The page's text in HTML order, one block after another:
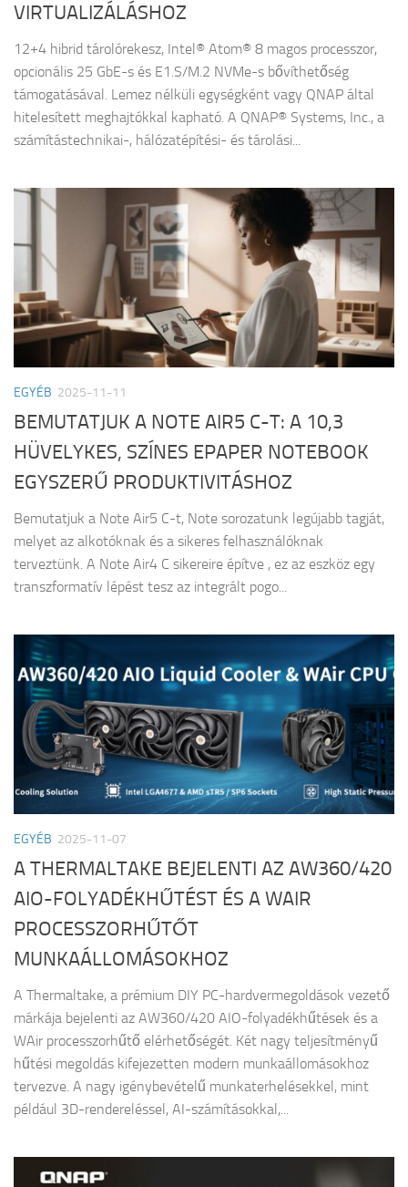
VIRTUALIZÁLÁSHOZ
12+4 hibrid tárolórekesz, Intel® Atom® 8 magos processzor,
opcionális 25 GbE-s és E1.S/M.2 NVMe-s bővíthetőség
támogatásával. Lemez nélküli egységként vagy QNAP által
hitelesített meghajtókkal kapható. A QNAP® Systems, Inc., a
számítástechnikai-, hálózatépítési- és tárolási...
EGYÉB 2025-11-11
BEMUTATJUK A NOTE AIR5 C-T: A 10,3
HÜVELYKES, SZÍNES EPAPER NOTEBOOK
EGYSZERŰ PRODUKTIVITÁSHOZ
Bemutatjuk a Note Air5 C-t, Note sorozatunk legújabb tagját,
melyet az alkotóknak és a sikeres felhasználóknak
terveztünk. A Note Air4 C sikereire építve , ez az eszköz egy
transzformatív lépést tesz az integrált pogo...
EGYÉB 2025-11-07
A THERMALTAKE BEJELENTI AZ AW360/420
AIO-FOLYADÉKHŰTÉST ÉS A WAIR
PROCESSZORHŰTŐT
MUNKAÁLLOMÁSOKHOZ
A Thermaltake, a prémium DIY PC-hardvermegoldások vezető
márkája bejelenti az AW360/420 AIO-folyadékhűtések és a
WAir processzorhűtő elérhetőségét. Két nagy teljesítményű
hűtési megoldás kifejezetten modern munkaállomásokhoz
tervezve. A nagy igénybevételű munkaterhelésekkel, mint
például 3D-rendereléssel, AI-számításokkal,...